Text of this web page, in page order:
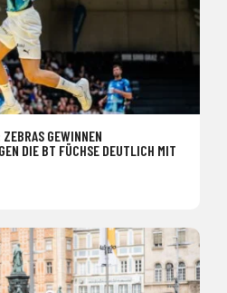
GEWINNEN
DIE BT FÜCHSE DEUTLICH MIT